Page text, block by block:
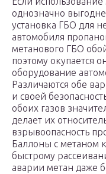
однозначно
установка ГБО для
автомобиля
метанового ГБО
поэтому окупается
оборудование
Различаются обе
и своей
обоих газов
делает их
взрывоопасность
Баллоны с метаном
быстрому
аварии метан даже